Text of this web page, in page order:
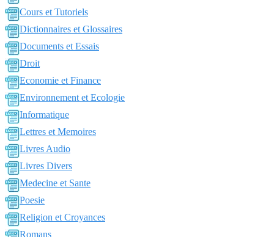
Cours et Tutoriels
Dictionnaires et Glossaires
Documents et Essais
Droit
Economie et Finance
Environnement et Ecologie
Informatique
Lettres et Memoires
Livres Audio
Livres Divers
Medecine et Sante
Poesie
Religion et Croyances
Romans